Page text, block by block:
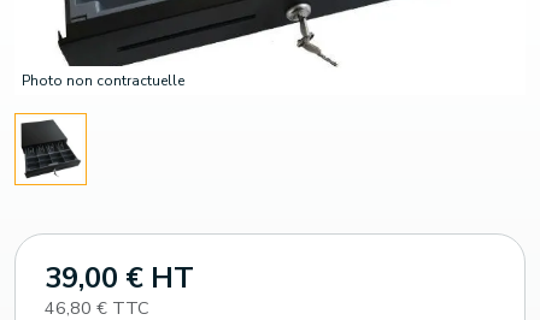
Photo non contractuelle
39,00 € HT
46,80 € TTC